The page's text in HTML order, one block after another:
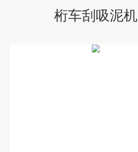
桁车刮吸泥机